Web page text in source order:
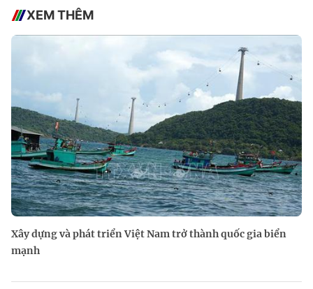
XEM THÊM
Xây dựng và phát triển Việt Nam trở thành quốc gia biển
mạnh